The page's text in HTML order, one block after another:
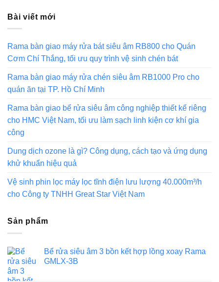
Bài viết mới
Rama bàn giao máy rửa bát siêu âm RB800 cho Quán
Cơm Chí Thắng, tối ưu quy trình vệ sinh chén bát
Rama bàn giao máy rửa chén siêu âm RB1000 Pro cho
quán ăn tại TP. Hồ Chí Minh
Rama bàn giao bể rửa siêu âm công nghiệp thiết kế riêng
cho HMC Việt Nam, tối ưu làm sạch linh kiện cơ khí gia
công
Dung dịch ozone là gì? Công dụng, cách tạo và ứng dụng
khử khuẩn hiệu quả
Vệ sinh phin lọc máy lọc tĩnh điện lưu lượng 40.000m³/h
cho Công ty TNHH Great Star Việt Nam
Sản phẩm
Bể rửa siêu âm 3 bồn kết hợp lồng xoay Rama
GMLX-3B